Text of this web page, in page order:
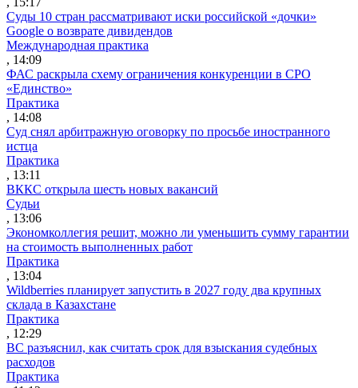
Суды 10 стран рассматривают иски российской «дочки»
Google о возврате дивидендов
Международная практика
, 14:09
ФАС раскрыла схему ограничения конкуренции в СРО
«Единство»
Практика
, 14:08
Суд снял арбитражную оговорку по просьбе иностранного
истца
Практика
, 13:11
ВККС открыла шесть новых вакансий
Судьи
, 13:06
Экономколлегия решит, можно ли уменьшить сумму гарантии
на стоимость выполненных работ
Практика
, 13:04
Wildberries планирует запустить в 2027 году два крупных
склада в Казахстане
Практика
, 12:29
ВС разъяснил, как считать срок для взыскания судебных
расходов
Практика